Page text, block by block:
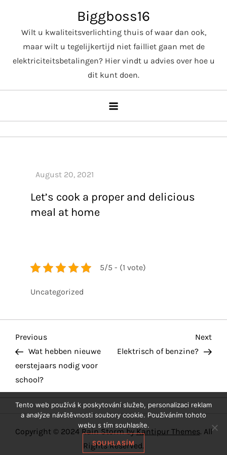
content
Biggboss16
Wilt u kwaliteitsverlichting thuis of waar dan ook,
maar wilt u tegelijkertijd niet failliet gaan met de
elektriciteitsbetalingen? Hier vindt u advies over hoe u
dit kunt doen.
Let’s cook a proper and delicious
meal at home
5/5 - (1 vote)
Uncategorized
P
o
s
t
n
Previous
Post
Previous
Wat hebben nieuwe
eerstejaars nodig voor
school?
Post
Next
Elektrisch of benzine?
Copyright © 2024 Rain Storm byKantipur Themes. All
Rights Reserved.
Tento web používá k poskytování služeb, personalizaci reklam
a analýze návštěvnosti soubory cookie. Používáním tohoto
webu s tím souhlasíte.
SOUHLASÍM